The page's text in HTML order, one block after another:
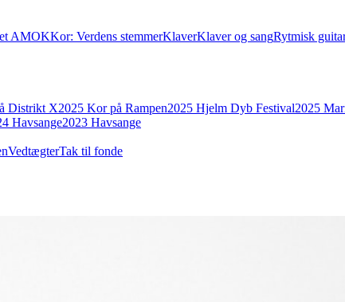
AMOKKor: Verdens stemmerKlaverKlaver og sangRytmisk
Distrikt X2025 Kor på Rampen2025 Hjelm Dyb Festival2025
Havsange2023 Havsange
VedtægterTak til fonde